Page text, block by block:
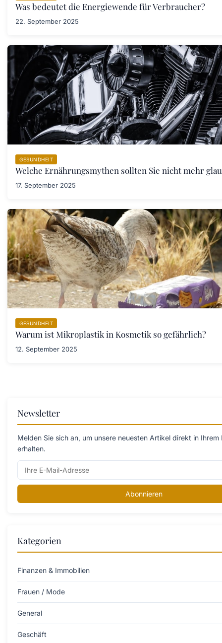
Was bedeutet die Energiewende für Verbraucher?
22. September 2025
GESUNDHEIT
Welche Ernährungsmythen sollten Sie nicht mehr
17. September 2025
GESUNDHEIT
Warum ist Mikroplastik in Kosmetik so gefährlich?
12. September 2025
Newsletter
Melden Sie sich an, um unsere neuesten Artikel direkt in Ihrem
erhalten.
Abonnieren
Kategorien
Finanzen & Immobilien
Frauen / Mode
General
Geschäft